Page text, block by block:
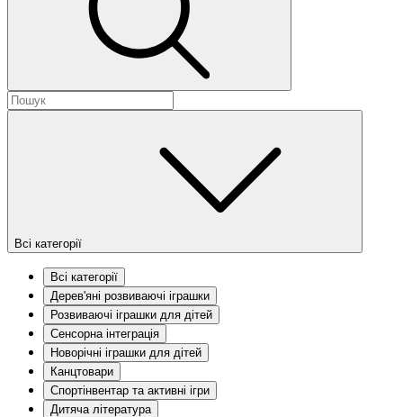
Всі категорії
Всі категорії
Дерев'яні розвиваючі іграшки
Розвиваючі іграшки для дітей
Сенсорна інтеграція
Новорічні іграшки для дітей
Канцтовари
Спортінвентар та активні ігри
Дитяча література